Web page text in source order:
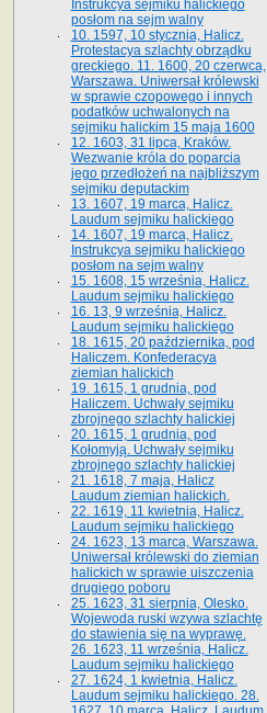
Instrukcya sejmiku halickiego
posłom na sejm walny
10. 1597, 10 stycznia, Halicz.
Protestacya szlachty obrządku
greckiego. 11. 1600, 20 czerwca,
Warszawa. Uniwersał królewski
w sprawie czopowego i innych
podatków uchwalonych na
sejmiku halickim 15 maja 1600
12. 1603, 31 lipca, Kraków.
Wezwanie króla do poparcia
jego przedłożeń na najbliższym
sejmiku deputackim
13. 1607, 19 marca, Halicz.
Laudum sejmiku halickiego
14. 1607, 19 marca, Halicz.
Instrukcya sejmiku halickiego
posłom na sejm walny
15. 1608, 15 września, Halicz.
Laudum sejmiku halickiego
16. 13, 9 września, Halicz.
Laudum sejmiku halickiego
18. 1615, 20 października, pod
Haliczem. Konfederacya
ziemian halickich
19. 1615, 1 grudnia, pod
Haliczem. Uchwały sejmiku
zbrojnego szlachty halickiej
20. 1615, 1 grudnia, pod
Kołomyją. Uchwały sejmiku
zbrojnego szlachty halickiej
21. 1618, 7 maja, Halicz
Laudum ziemian halickich.
22. 1619, 11 kwietnia, Halicz.
Laudum sejmiku halickiego
24. 1623, 13 marca, Warszawa.
Uniwersał królewski do ziemian
halickich w sprawie uiszczenia
drugiego poboru
25. 1623, 31 sierpnia, Olesko.
Wojewoda ruski wzywa szlachtę
do stawienia się na wyprawę.
26. 1623, 11 września, Halicz.
Laudum sejmiku halickiego
27. 1624, 1 kwietnia, Halicz.
Laudum sejmiku halickiego. 28.